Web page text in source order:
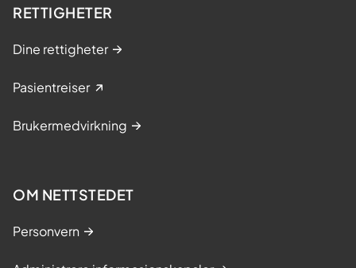
RETTIGHETER
Dine rettigheter
Pasientreiser
Brukermedvirkning
OM NETTSTEDET
Personvern